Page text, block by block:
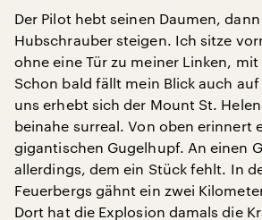
Der Pilot hebt seinen Daumen,
Hubschrauber steigen. Ich sitze
ohne eine Tür zu meiner Linken,
Schon bald fällt mein Blick auch auf
uns erhebt sich der Mount St.
beinahe surreal. Von oben erinnert
gigantischen Gugelhupf. An einen
allerdings, dem ein Stück fehlt. In
Feuerbergs gähnt ein zwei
Dort hat die Explosion damals die